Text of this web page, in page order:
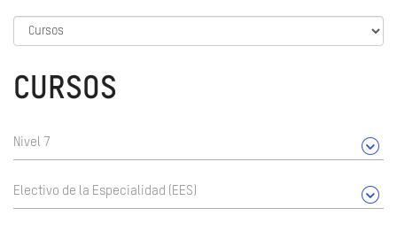
CURSOS
Nivel 7
Electivo de la Especialidad (EES)